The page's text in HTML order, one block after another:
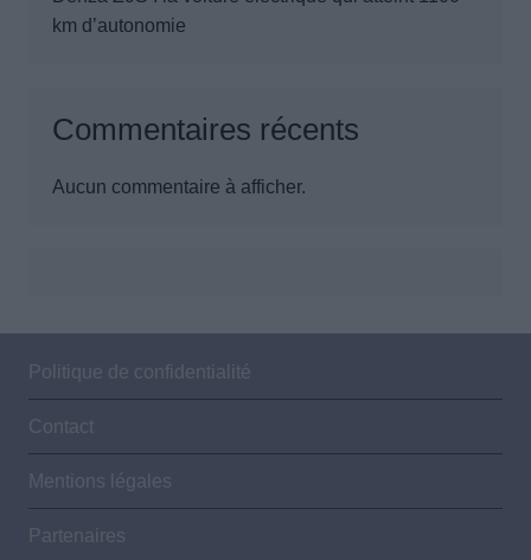
km d’autonomie
Commentaires récents
Aucun commentaire à afficher.
Politique de confidentialité
Contact
Mentions légales
Partenaires